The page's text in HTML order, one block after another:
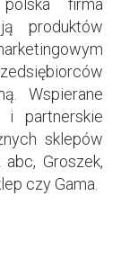
firma
produktów
Wspierane
i partnerskie
sklepów
Groszek,
czy Gama.